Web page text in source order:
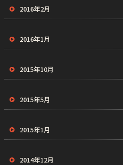
2016年2月
2016年1月
2015年10月
2015年5月
2015年1月
2014年12月